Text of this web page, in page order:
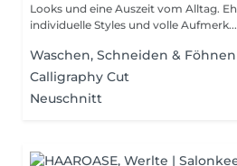
Looks und eine Auszeit vom Alltag. Ehrliche Beratung,
individuelle Styles und volle Aufmerk...
Waschen, Schneiden & Föhnen
Calligraphy Cut
Neuschnitt